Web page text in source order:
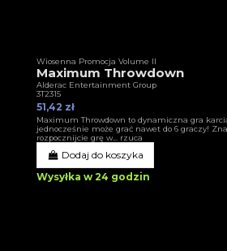
Wiosenna Promocja Volume II
Maximum Throwdown
Alderac Entertainment Group
3T2315
51,42 zł
Maximum Throwdown to dynamiczna gra
jednocześnie może grać nawet do 6 graczy!
rozpocznijcie grę w... rzuca
Dodaj do koszyka
Wysyłka w 24 godzin